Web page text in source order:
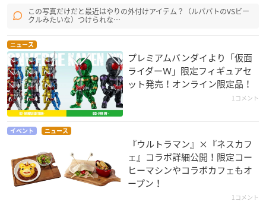
この写真だけだと最近はやりの外付けアイテム？（ルパパトのVSビー
クルみたいな）つけられな…
ニュース
プレミアムバンダイより「仮面
ライダーＷ」限定フィギュアセ
ット発売！オンライン限定品！
1コメント
イベント ニュース
『ウルトラマン』×『ネスカフ
ェ』コラボ詳細公開！限定コー
ヒーマシンやコラボカフェもオ
ープン！
1コメント